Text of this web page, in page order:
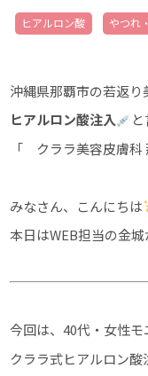
ヒアルロン酸 やつれ
沖縄県那覇市の若返り
ヒアルロン酸注入
「 クララ美容皮膚科
みなさん、こんにちは
本日はWEB担当の金城
今回は、40代・女性モ
クララ式ヒアルロン酸